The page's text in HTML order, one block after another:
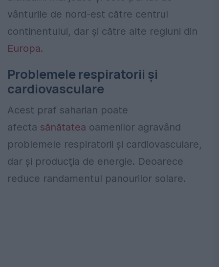
vânturile de nord-est către centrul
continentului, dar și către alte regiuni din
Europa.
Problemele respiratorii şi
cardiovasculare
Acest praf saharian poate
afecta sănătatea oamenilor agravând
problemele respiratorii şi cardiovasculare,
dar şi producţia de energie. Deoarece
reduce randamentul panourilor solare.